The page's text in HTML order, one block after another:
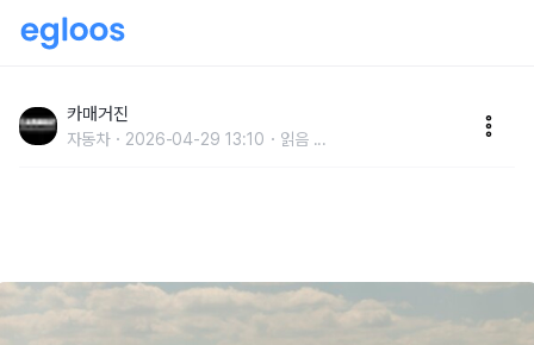
휩쓸 준비 끝났다
카매거진
자동차 2026-04-29 13:10 읽음 ...